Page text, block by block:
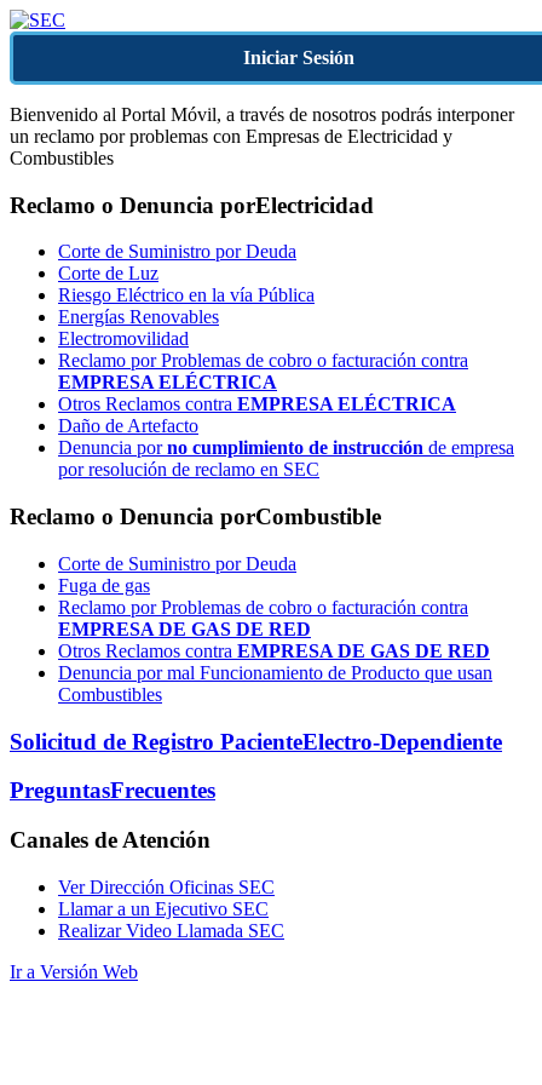
Iniciar Sesión
Bienvenido al Portal Móvil, a través de nosotros podrás interponer
un reclamo por problemas con Empresas de Electricidad y
Combustibles
Reclamo o Denuncia porElectricidad
Corte de Suministro por Deuda
Corte de Luz
Riesgo Eléctrico en la vía Pública
Energías Renovables
Electromovilidad
Reclamo por Problemas de cobro o facturación contra
EMPRESA ELÉCTRICA
Otros Reclamos contra EMPRESA ELÉCTRICA
Daño de Artefacto
Denuncia porno cumplimiento de instrucción de empresa
por resolución de reclamo en SEC
Reclamo o Denuncia porCombustible
Corte de Suministro por Deuda
Fuga de gas
Reclamo por Problemas de cobro o facturación contra
EMPRESA DE GAS DE RED
Otros Reclamos contra EMPRESA DE GAS DE RED
Denuncia por mal Funcionamiento de Producto que usan
Combustibles
Solicitud de Registro PacienteElectro-Dependiente
PreguntasFrecuentes
Canales de Atención
Ver Dirección Oficinas SEC
Llamar a un Ejecutivo SEC
Realizar Video Llamada SEC
Ir a Versión Web